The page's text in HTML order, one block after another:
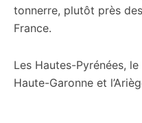
tonnerre, plutôt près
France.
Les Hautes-Pyrénées,
Haute-Garonne et